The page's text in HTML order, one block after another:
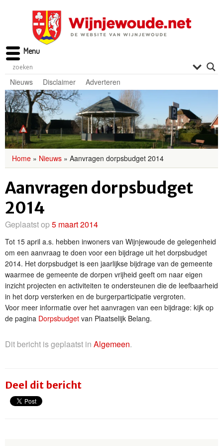
Nieuws Disclaimer Adverteren
Home » Nieuws » Aanvragen dorpsbudget 2014
Aanvragen dorpsbudget
2014
Geplaatst op5 maart 2014
Tot 15 april a.s. hebben inwoners van Wijnjewoude de gelegenheid
om een aanvraag te doen voor een bijdrage uit het dorpsbudget
2014. Het dorpsbudget is een jaarlijkse bijdrage van de gemeente
waarmee de gemeente de dorpen vrijheid geeft om naar eigen
inzicht projecten en activiteiten te ondersteunen die de leefbaarheid
in het dorp versterken en de burgerparticipatie vergroten.
Voor meer informatie over het aanvragen van een bijdrage: kijk op
de pagina Dorpsbudget van Plaatselijk Belang.
Dit bericht is geplaatst in Algemeen.
Deel dit bericht
Menu